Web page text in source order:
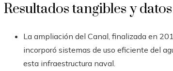
Resultados tangibles y
La ampliación del Canal, finalizada en
incorporó sistemas de uso eficiente del
esta infraestructura naval.